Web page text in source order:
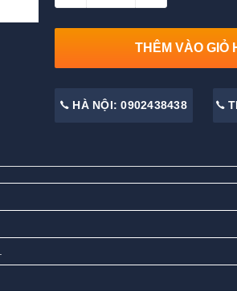
THÊM VÀO GIỎ
HÀ NỘI: 0902438438